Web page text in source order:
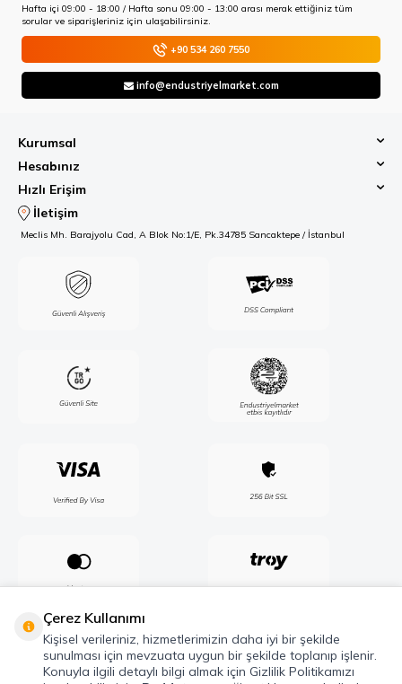
Hafta içi 09:00 - 18:00 / Hafta sonu 09:00 - 13:00 arası merak ettiğiniz tüm
sorular ve siparişleriniz için ulaşabilirsiniz.
+90 534 260 7550
info@endustriyelmarket.com
Kurumsal
Hesabınız
Hızlı Erişim
İletişim
Meclis Mh. Barajyolu Cad, A Blok No:1/E, Pk.34785 Sancaktepe / İstanbul
Çerez Kullanımı
Kişisel verileriniz, hizmetlerimizin daha iyi bir şekilde
sunulması için mevzuata uygun bir şekilde toplanıp işlenir.
Konuyla ilgili detaylı bilgi almak için Gizlilik Politikamızı